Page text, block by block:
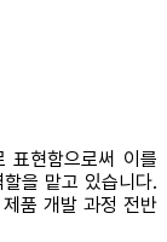
표현함으로써 이를
을 맡고 있습니다.
품 개발 과정 전반